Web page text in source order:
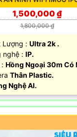
1,500,000 ₫
1,800,000 ₫
Lượng : Ultra 2k .
nghệ : IP.
Hồng Ngoại 30m Có
Thân Plastic.
Nghệ AI.